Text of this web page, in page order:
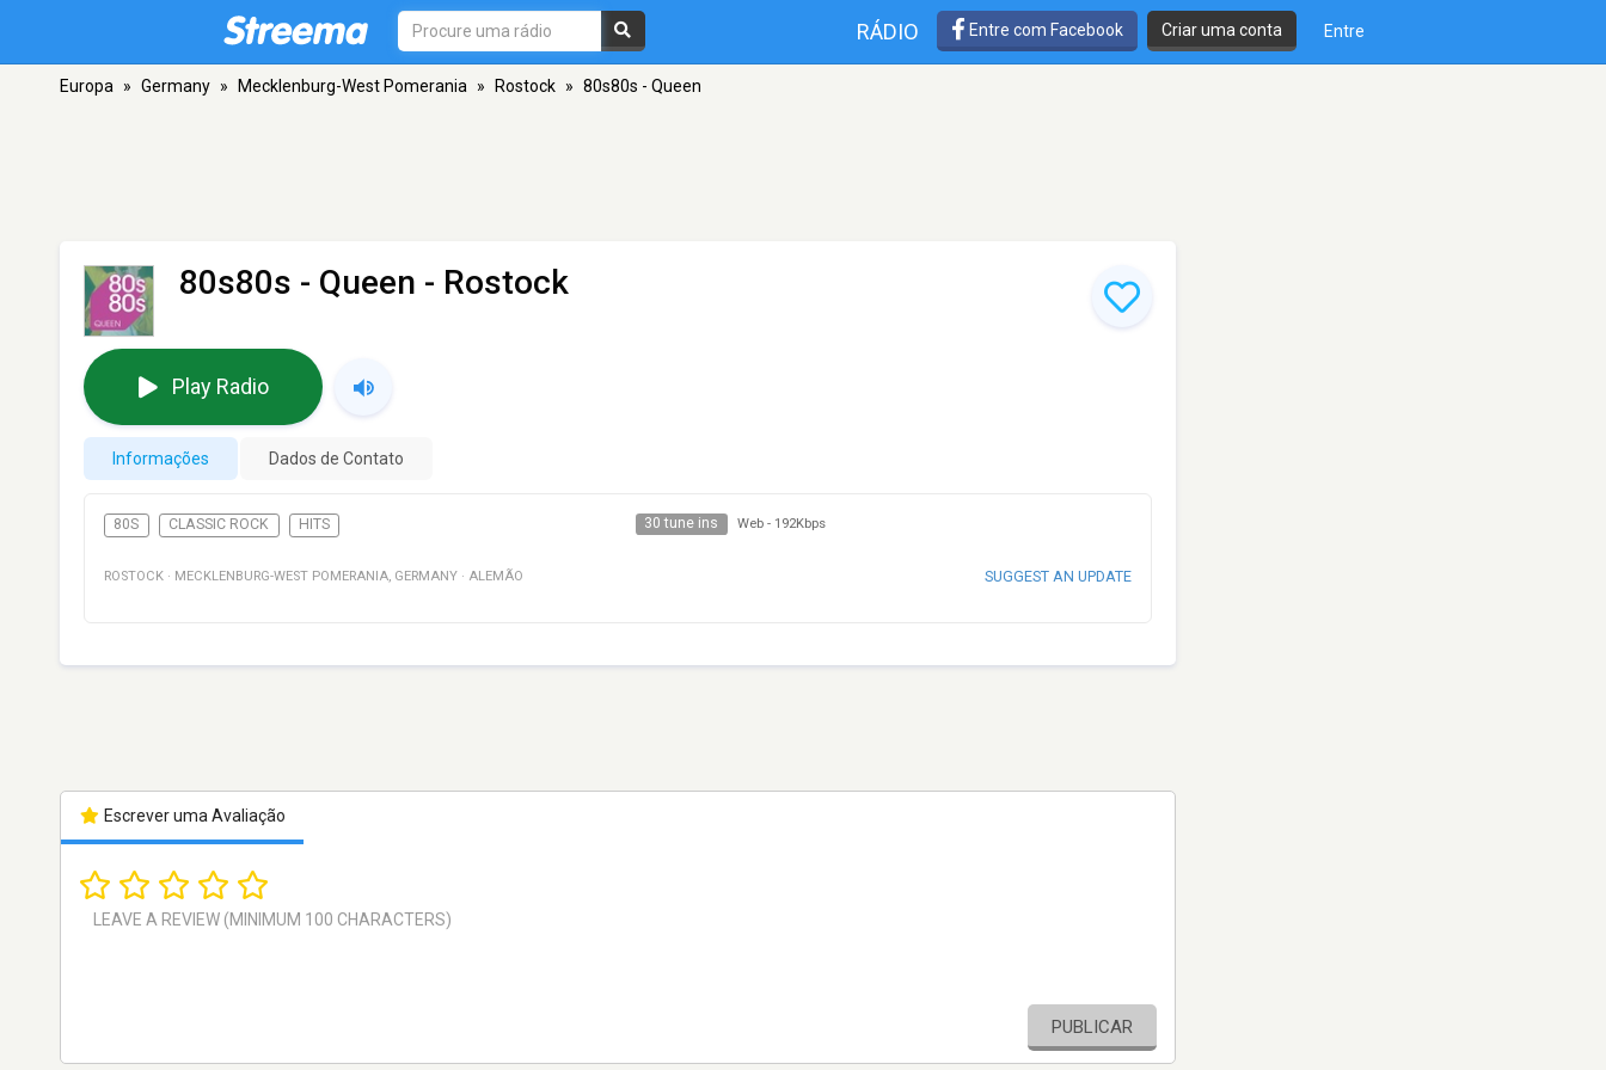
RÁDIO Entre com Facebook Criar uma conta Entre
Europa » Germany » Mecklenburg-West Pomerania » Rostock » 80s80s - Queen
80s80s - Queen - Rostock
Play Radio
Informações Dados de Contato
80S CLASSIC ROCK HITS 30 tune ins Web - 192Kbps
ROSTOCK · MECKLENBURG-WEST POMERANIA, GERMANY · ALEMÃO SUGGEST AN UPDATE
Escrever uma Avaliação
PUBLICAR